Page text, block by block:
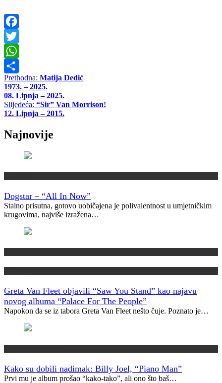
Facebook
Twitter
WhatsApp
Share
Prethodna: Matija Dedić
1973. – 2025.
08. Lipnja – 2025.
Slijedeća: “Sir” Van Morrison!
12. Lipnja – 2015.
Najnovije
Dogstar – “All In Now”
Stalno prisutna, gotovo uobičajena je polivalentnost u umjetničkim
krugovima, najviše izražena…
Greta Van Fleet objavili “Saw You Stand” kao najavu
novog albuma “Palace For The People”
Napokon da se iz tabora Greta Van Fleet nešto čuje. Poznato je…
Kako su dobili nadimak: Billy Joel, “Piano Man”
Prvi mu je album prošao “kako-tako”, ali ono što baš…